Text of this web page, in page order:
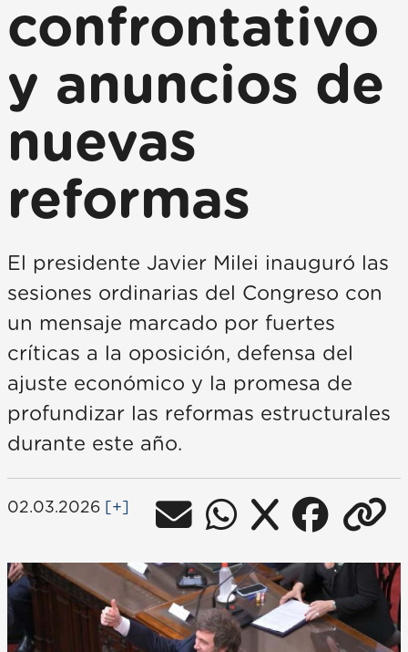
confrontativo
y anuncios de
nuevas
reformas
El presidente Javier Milei inauguró las
sesiones ordinarias del Congreso con
un mensaje marcado por fuertes
críticas a la oposición, defensa del
ajuste económico y la promesa de
profundizar las reformas estructurales
durante este año.
02.03.2026 [+]